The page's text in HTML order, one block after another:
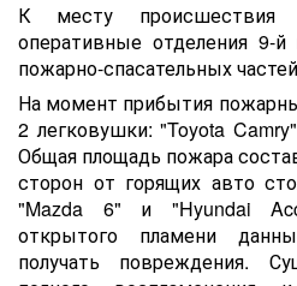
К месту
оперативные отделения 9-
пожарно-спасательных
На момент прибытия
2 легковушки: "Toyota
Общая площадь пожара
сторон от горящих авто
"Mazda 6" и "Hyundai
открытого пламени
получать повреждения.